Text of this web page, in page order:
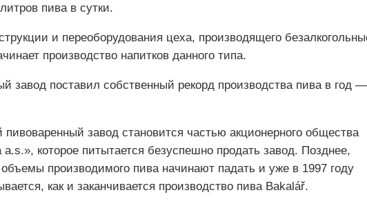
пива в сутки.
и переоборудования цеха, производящего
производство напитков данного типа.
завод поставил собственный рекорд производства пива в год —
пивоваренный завод становится частью акционерного общества
которое питытается безуспешно продать завод. Позднее,
производимого пива начинают падать и уже в 1997 году
как и заканчивается производство пива Bakalář.